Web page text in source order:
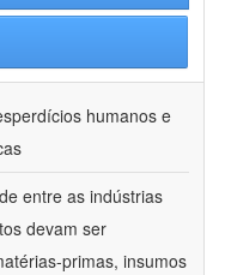
humanos e
entre as indústrias
devam ser
primas, insumos